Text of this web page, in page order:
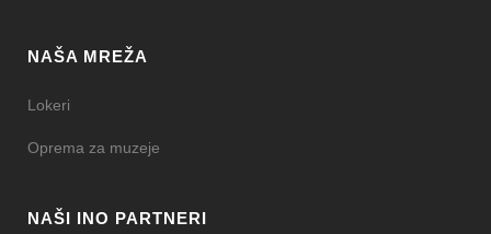
NAŠA MREŽA
Lokeri
Oprema za muzeje
NAŠI INO PARTNERI